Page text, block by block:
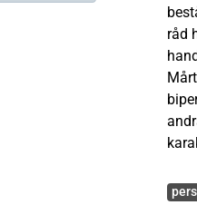
råd